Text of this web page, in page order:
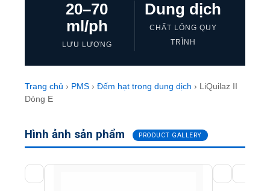
20–70
ml/ph
LƯU LƯỢNG
Dung dịch
CHẤT LỎNG QUY
TRÌNH
Trang chủ › PMS › Đếm hạt trong dung dịch › LiQuilaz II
Dòng E
Hình ảnh sản phẩm PRODUCT GALLERY